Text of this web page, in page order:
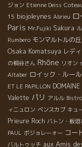
ジョン Etienne Deiss
15 biojoleynes Abrieu ロ
Paris Mr.Fujiki Sakura
Rumbero モンマルトルの丘
Osaka Komatsuya レデ
の桐谷さん Rhône リオン
Altaber ロイック・ルール
ET LE PAPILLON
Valette パリ アルル
ィニュロン ベンスカブ キュ
Prieure Roch バトン・板垣
PAUL ボジョレーォー コー
バルトゥッチ aux Amis